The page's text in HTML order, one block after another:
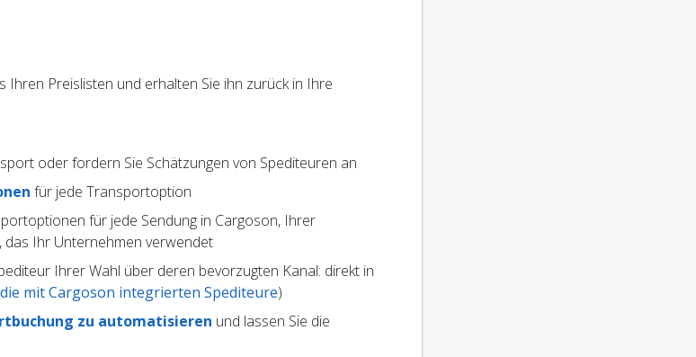
Ihren Preislisten und erhalten Sie ihn zurück in Ihre
oder fordern Sie Schätzungen von Spediteuren an
für jede Transportoption
für jede Sendung in Cargoson, Ihrer
Ihr Unternehmen verwendet
Ihrer Wahl über deren bevorzugten Kanal: direkt in
die mit Cargoson integrierten Spediteure)
zu automatisieren und lassen Sie die